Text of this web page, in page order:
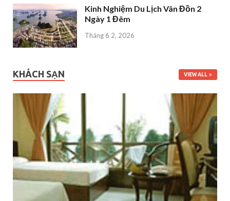
Kinh Nghiệm Du Lịch Vân Đồn 2
Ngày 1 Đêm
Tháng 6 2, 2026
KHÁCH SẠN VIEW ALL